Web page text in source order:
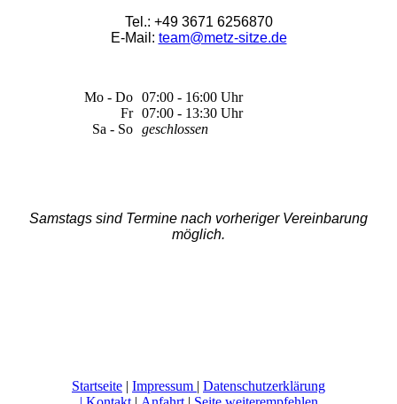
Tel.: +49 3671 6256870
E-Mail: team@metz-sitze.de
Mo - Do
Fr
Sa - So
07:00 - 16:00 Uhr
07:00 - 13:30 Uhr
geschlossen
Samstags sind Termine nach vorheriger Vereinbarung
möglich.
Startseite | Impressum | Datenschutzerklärung